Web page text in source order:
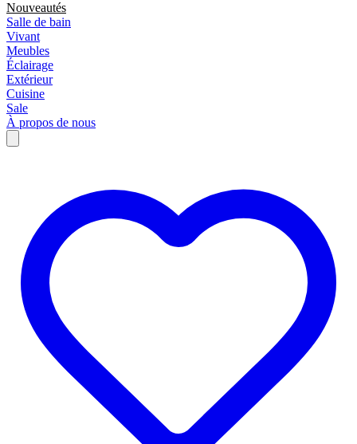
Nouveautés
Salle de bain
Vivant
Meubles
Éclairage
Extérieur
Cuisine
Sale
À propos de nous